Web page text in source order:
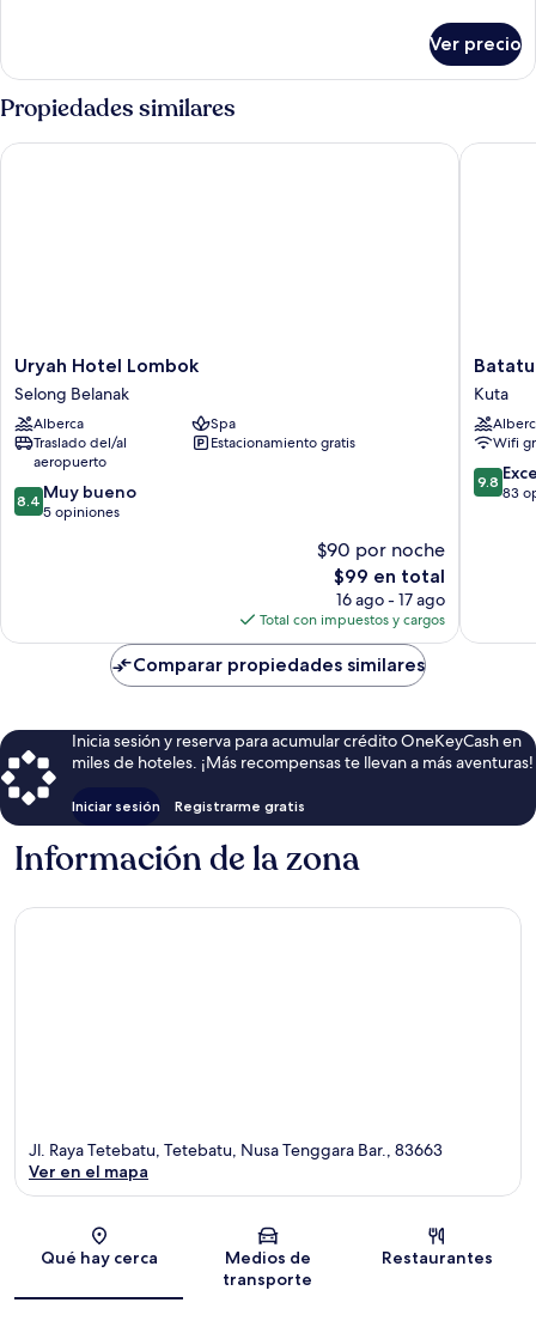
Suite
Ver precio
Propiedades similares
Uryah
Hotel
Lombok
Selong
Belanak
Uryah Hotel Lombok
Selong Belanak
Alberca
Spa
Traslado del/al
aeropuerto
Estacionamiento gratis
8.4
de
8.4 Muy bueno
5 opiniones
$90 por noche
El
precio
actual
es
de
$99
$99 en total
16 ago - 17 ago
Total con impuestos y cargos
Uryah Hotel Lombok
Batatu
Resort
-
Adults
Only
Kuta
Kuta
Wifi
9.8
de
9.8
83
Batatu
Comparar propiedades similares
Inicia sesión y reserva para acumular crédito OneKeyCash en
miles de hoteles. ¡Más recompensas te llevan a más aventuras!
Iniciar sesión Registrarme gratis
Información de la zona
Sección del mapa
Jl. Raya Tetebatu, Tetebatu, Nusa Tenggara Bar., 83663
Ver en el mapa
Qué hay cerca
Medios de
transporte
Restaurantes